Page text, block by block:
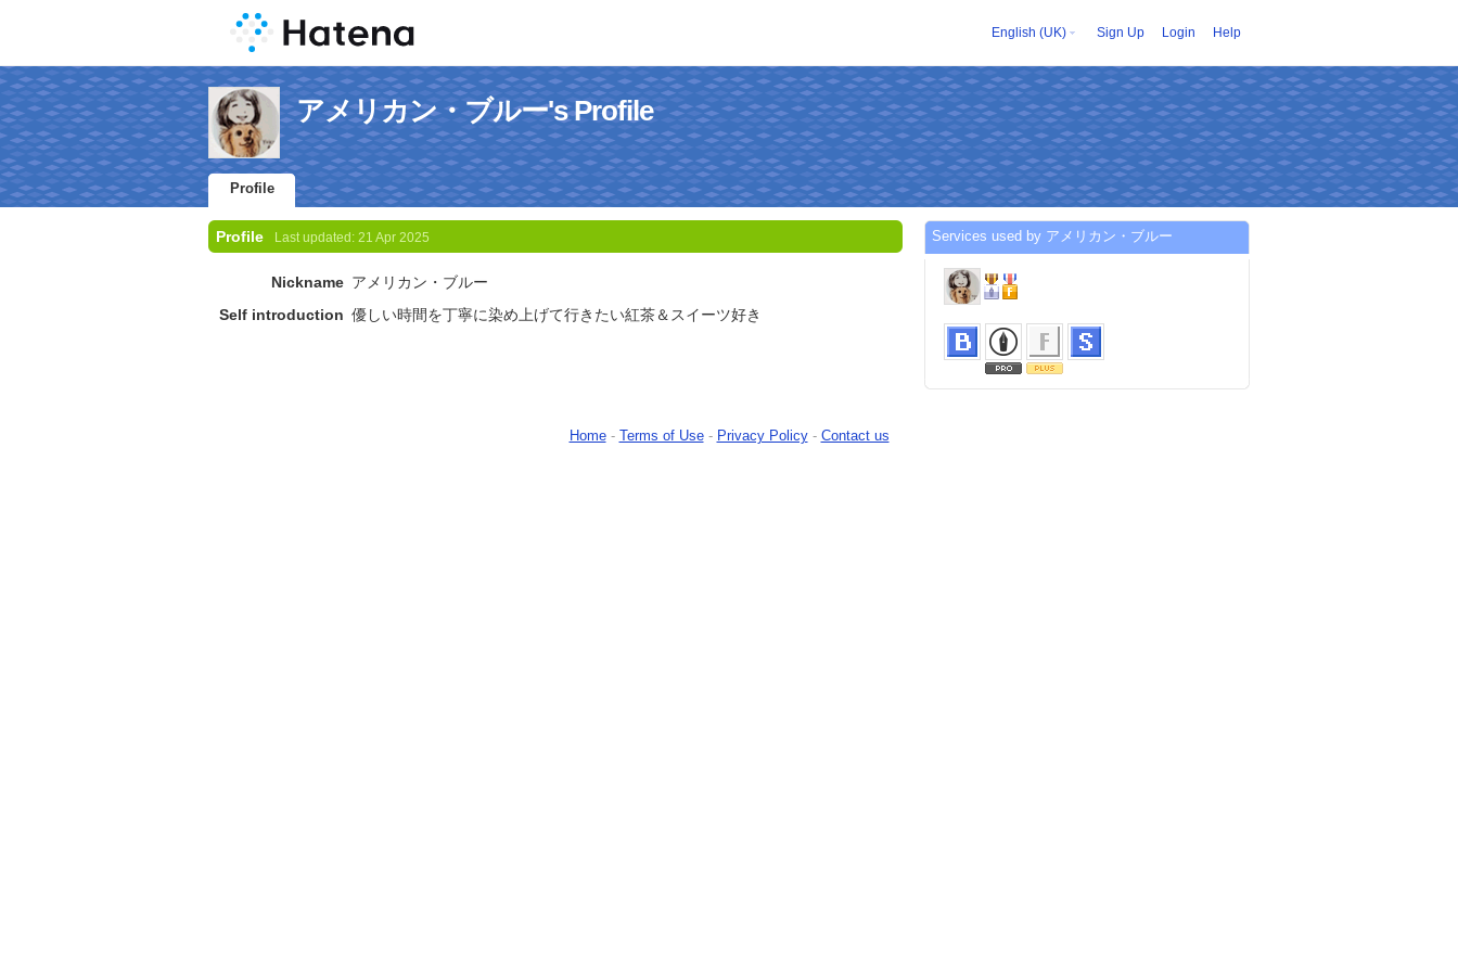
English (UK) Sign Up Login Help
アメリカン・ブルー's Profile
Profile
Profile Last updated: 21 Apr 2025
Nickname アメリカン・ブルー
Self introduction 優しい時間を丁寧に染め上げて行きたい紅茶＆スイーツ好き
Services used by アメリカン・ブルー
Home- Terms of Use- Privacy Policy- Contact us